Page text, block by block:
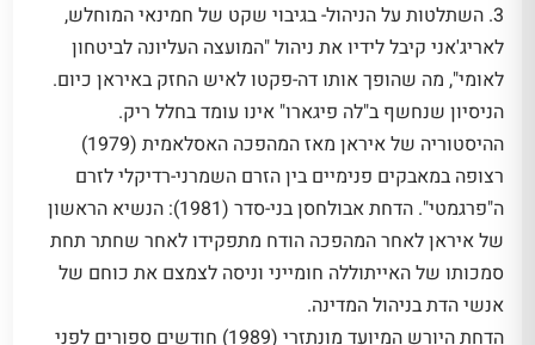
3. השתלטות על הניהול- בגיבוי שקט של חמינאי המוחלש,
לאריג'אני קיבל לידיו את ניהול "המועצה העליונה לביטחון
לאומי", מה שהופך אותו דה-פקטו לאיש החזק באיראן כיום.
הניסיון שנחשף ב"לה פיגארו" אינו עומד בחלל ריק.
ההיסטוריה של איראן מאז המהפכה האסלאמית (1979)
רצופה במאבקים פנימיים בין הזרם השמרני-רדיקלי לזרם
ה"פרגמטי". הדחת אבולחסן בני-סדר (1981): הנשיא הראשון
של איראן לאחר המהפכה הודח מתפקידו לאחר שחתר תחת
סמכותו של האייתוללה חומייני וניסה לצמצם את כוחם של
אנשי הדת בניהול המדינה.
הדחת היורש המיועד מונתזרי (1989) חודשים ספורים לפני